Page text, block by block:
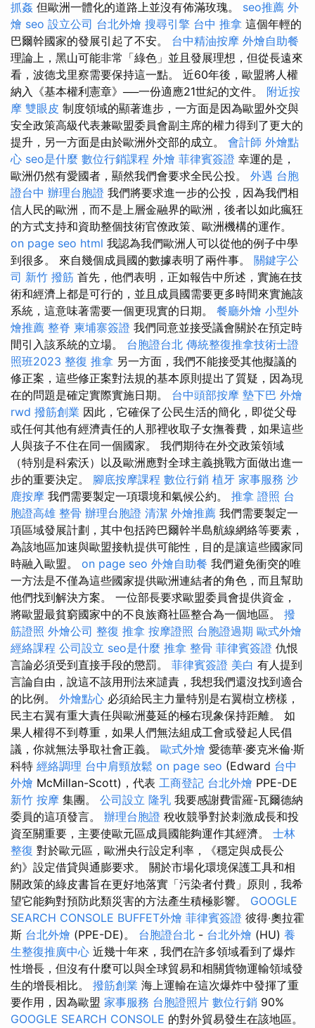
抓姦 但歐洲一體化的道路上並沒有佈滿玫瑰。 seo推薦 外
燴 seo 設立公司 台北外燴 搜尋引擎 台中 推拿 這個年輕的
巴爾幹國家的發展引起了不安。 台中精油按摩 外燴自助餐
理論上，黑山可能非常「綠色」並且發展理想，但從長遠來
看，波德戈里察需要保持這一點。 近60年後，歐盟將人權
納入《基本權利憲章》──一份適應21世紀的文件。 附近按
摩 雙眼皮 制度領域的顯著進步，一方面是因為歐盟外交與
安全政策高級代表兼歐盟委員會副主席的權力得到了更大的
提升，另一方面是由於歐洲外交部的成立。 會計師 外燴點
心 seo是什麼 數位行銷課程 外燴 菲律賓簽證 幸運的是，
歐洲仍然有愛國者，顯然我們會要求全民公投。 外遇 台胞
證台中 辦理台胞證 我們將要求進一步的公投，因為我們相
信人民的歐洲，而不是上層金融界的歐洲，後者以如此瘋狂
的方式支持和資助整個技術官僚政策、歐洲機構的運作。
on page seo html 我認為我們歐洲人可以從他的例子中學
到很多。 來自幾個成員國的數據表明了兩件事。 關鍵字公
司 新竹 撥筋 首先，他們表明，正如報告中所述，實施在技
術和經濟上都是可行的，並且成員國需要更多時間來實施該
系統，這意味著需要一個更現實的日期。 餐廳外燴 小型外
燴推薦 整脊 柬埔寨簽證 我們同意並接受議會關於在預定時
間引入該系統的立場。 台胞證台北 傳統整復推拿技術士證
照班2023 整復 推拿 另一方面，我們不能接受其他擬議的
修正案，這些修正案對法規的基本原則提出了質疑，因為現
在的問題是確定實際實施日期。 台中頭部按摩 墊下巴 外燴
rwd 撥筋創業 因此，它確保了公民生活的簡化，即從父母
或任何其他有經濟責任的人那裡收取子女撫養費，如果這些
人與孩子不住在同一個國家。 我們期待在外交政策領域
（特別是科索沃）以及歐洲應對全球主義挑戰方面做出進一
步的重要決定。 腳底按摩課程 數位行銷 植牙 家事服務 沙
鹿按摩 我們需要製定一項環境和氣候公約。 推拿 證照 台
胞證高雄 整骨 辦理台胞證 清潔 外燴推薦 我們需要製定一
項區域發展計劃，其中包括跨巴爾幹半島航線網絡等要素，
為該地區加速與歐盟接軌提供可能性，目的是讓這些國家同
時融入歐盟。 on page seo 外燴自助餐 我們避免衝突的唯
一方法是不僅為這些國家提供歐洲連結者的角色，而且幫助
他們找到解決方案。 一位部長要求歐盟委員會提供資金，
將歐盟最貧窮國家中的不良族裔社區整合為一個地區。 撥
筋證照 外燴公司 整復 推拿 按摩證照 台胞證過期 歐式外燴
經絡課程 公司設立 seo是什麼 推拿 整骨 菲律賓簽證 仇恨
言論必須受到直接手段的懲罰。 菲律賓簽證 美白 有人提到
言論自由，說這不該用刑法來譴責，我想我們還沒找到適合
的比例。 外燴點心 必須給民主力量特別是右翼樹立榜樣，
民主右翼有重大責任與歐洲蔓延的極右現象保持距離。 如
果人權得不到尊重，如果人們無法組成工會或發起人民倡
議，你就無法爭取社會正義。 歐式外燴 愛德華·麥克米倫·斯
科特 經絡調理 台中肩頸放鬆 on page seo (Edward 台中
外燴 McMillan-Scott)，代表 工商登記 台北外燴 PPE-DE
新竹 按摩 集團。 公司設立 隆乳 我要感謝費雷羅-瓦爾德納
委員的這項發言。 辦理台胞證 稅收競爭對於刺激成長和投
資至關重要，主要使歐元區成員國能夠運作其經濟。 士林
整復 對於歐元區，歐洲央行設定利率，《穩定與成長公
約》設定借貸與通膨要求。 關於市場化環境保護工具和相
關政策的綠皮書旨在更好地落實「污染者付費」原則，我希
望它能夠對預防此類災害的方法產生積極影響。 GOOGLE
SEARCH CONSOLE BUFFET外燴 菲律賓簽證 彼得‧奧拉霍
斯 台北外燴 (PPE-DE)。 台胞證台北 - 台北外燴 (HU) 養
生整復推廣中心 近幾十年來，我們在許多領域看到了爆炸
性增長，但沒有什麼可以與全球貿易和相關貨物運輸領域發
生的增長相比。 撥筋創業 海上運輸在這次爆炸中發揮了重
要作用，因為歐盟 家事服務 台胞證照片 數位行銷 90%
GOOGLE SEARCH CONSOLE 的對外貿易發生在該地區。